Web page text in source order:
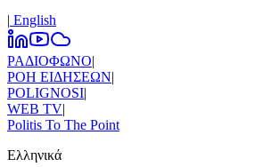
| Εnglish
ΡΑΔΙΟΦΩΝΟ|
ΡΟΗ ΕΙΔΗΣΕΩΝ|
POLIGNOSI|
WEB TV|
Politis To The Point
Ελληνικά